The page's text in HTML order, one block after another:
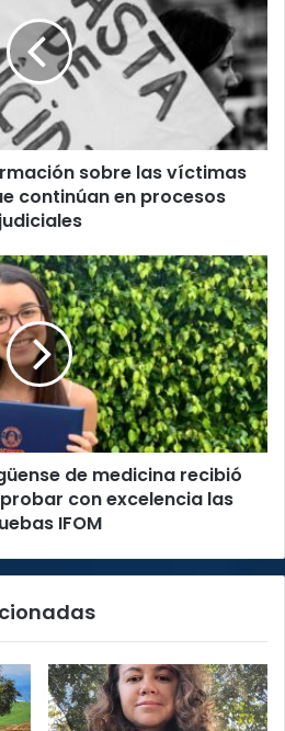
sobre las víctimas
continúan en procesos
judiciales
de medicina recibió
con excelencia las
IFOM